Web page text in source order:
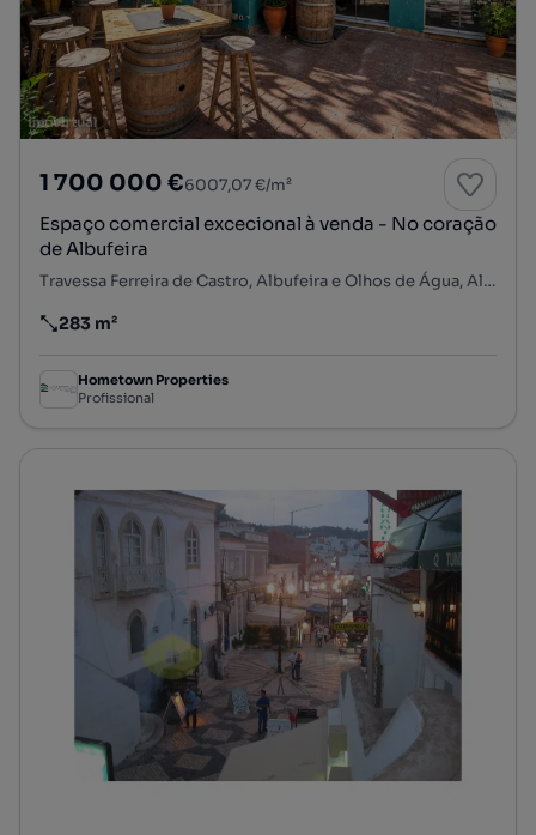
1 700 000 €6007,07 €/m²
Espaço comercial excecional à venda - No coração
de Albufeira
Travessa Ferreira de Castro, Albufeira e Olhos de Água, Albufeira, Faro
Preço por metro quadrado
283 m²
Hometown Properties
Profissional